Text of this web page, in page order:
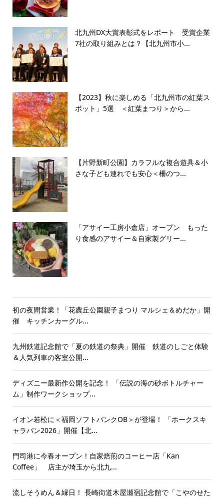
北九州DX大賞表彰式をレポート 受賞企業
7社の取り組みとは？【北九州市小...
【2023】秋に楽しめる「北九州市の紅葉ス
ポット」5選 ＜紅葉まつり＞から...
【片野新町公園】カラフルな複合遊具＆小
さな子ども連れでも安心＜柵のつ...
「アサイー工房小倉店」オープン もった
り食感のアサイー＆自家製グリー...
初の夜間営業！「花農丘公園親子まつり マルシェ＆めだか」開
催 キッチンカーグル...
九州鉄道記念館で「夏の鉄道の祭典」開催 鉄道のしごと体験
＆人気列車の客室公開...
ディズニー最新作公開を記念！ 「伝説の海の砂ボトルチャー
ム」制作ワークショップ...
イオン若松に＜福岡ソフトバンクOB＞が登場！ 「ホークスキ
ャラバン2026」開催【北...
門司港に今春オープン！自家焙煎のコーヒー店「Kan
Coffee」 店主が埼玉から北九...
流しそうめん＆縁日！ 長崎街道木屋瀬宿記念館で「こやのせた